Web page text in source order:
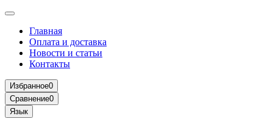
Главная
Оплата и доставка
Новости и статьи
Контакты
Избранное0
Сравнение0
Язык